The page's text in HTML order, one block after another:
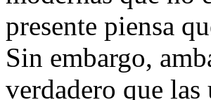
presente piensa
Sin embargo,
verdadero que